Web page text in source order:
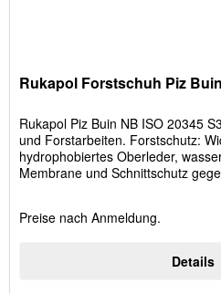
Rukapol Forstschuh Piz
Rukapol Piz Buin NB ISO 20345
und Forstarbeiten. Forstschutz:
hydrophobiertes Oberleder,
Membrane und Schnittschutz
Preise nach Anmeldung.
Details